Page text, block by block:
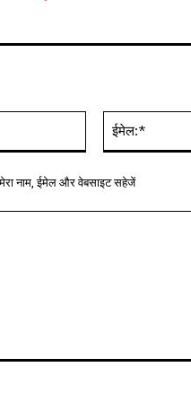
नाम, ईमेल और वेबसाइट सहेजें